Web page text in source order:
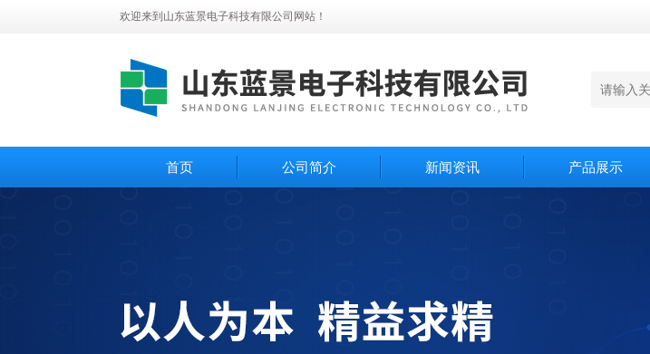
欢迎来到山东蓝景电子科技有限公司网站！
首页 公司简介 新闻资讯 产品展示